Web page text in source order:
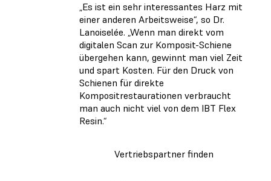
„Es ist ein sehr interessantes Harz mit
einer anderen Arbeitsweise“, so Dr.
Lanoiselée. „Wenn man direkt vom
digitalen Scan zur Komposit-Schiene
übergehen kann, gewinnt man viel Zeit
und spart Kosten. Für den Druck von
Schienen für direkte
Kompositrestaurationen verbraucht
man auch nicht viel von dem IBT Flex
Resin.“
Vertriebspartner finden